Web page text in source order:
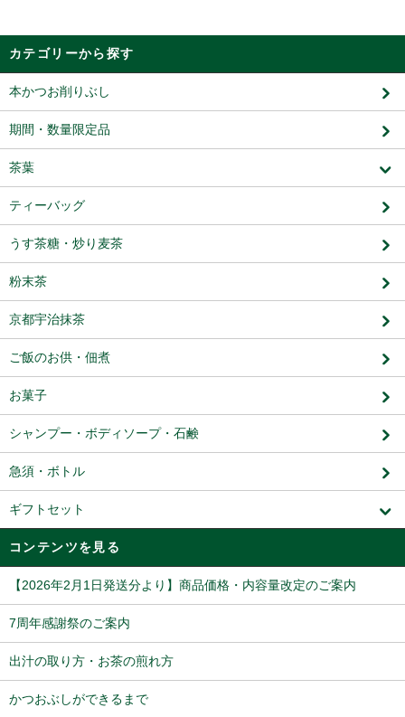
カテゴリーから探す
本かつお削りぶし
期間・数量限定品
茶葉
ティーバッグ
うす茶糖・炒り麦茶
粉末茶
京都宇治抹茶
ご飯のお供・佃煮
お菓子
シャンプー・ボディソープ・石鹸
急須・ボトル
ギフトセット
コンテンツを見る
【2026年2月1日発送分より】商品価格・内容量改定のご案内
7周年感謝祭のご案内
出汁の取り方・お茶の煎れ方
かつおぶしができるまで